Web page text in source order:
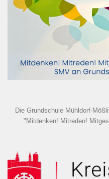
Die Grundschule Mühldorf-
"Mitdenken! Mitreden!